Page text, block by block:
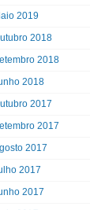
2019
2018
2018
2018
2017
2017
2017
2017
2017